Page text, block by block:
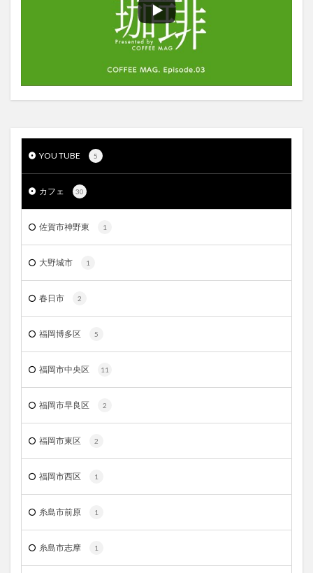
YOU TUBE 5
カフェ 30
佐賀市神野東 1
大野城市 1
春日市 2
福岡博多区 5
福岡市中央区 11
福岡市早良区 2
福岡市東区 2
福岡市西区 1
糸島市前原 1
糸島市志摩 1